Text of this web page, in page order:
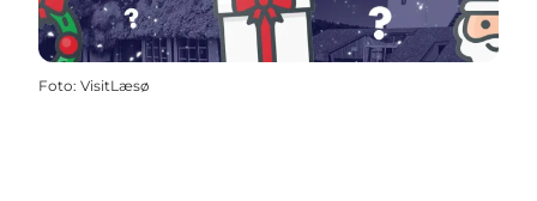
Book ophold
Oplevelser
Overnatning
Foto: VisitLæsø